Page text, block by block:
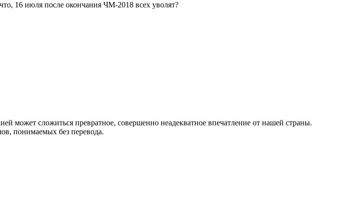
16 июля после окончания ЧМ-2018 всех уволят?
сложиться превратное, совершенно неадекватное впечатление от нашей страны.
понимаемых без перевода.